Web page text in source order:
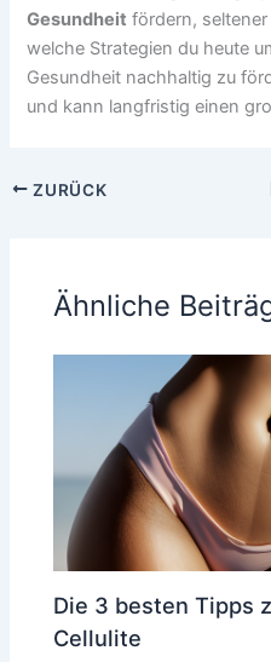
Gesundheit fördern,
welche Strategien du heute
Gesundheit nachhaltig zu
und kann langfristig einen
ZURÜCK
Ähnliche
Die 3 besten Tipps
Cellulite